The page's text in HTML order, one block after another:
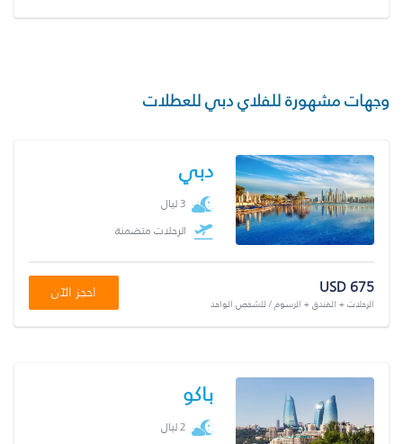
وجهات مشهورة للفلاي دبي للعطلات
دبي
3 ليال
الرحلات متضمنة
USD 675
الرحلات + الفندق + الرسوم / للشخص الواحد
احجز الآن
باكو
2 ليال